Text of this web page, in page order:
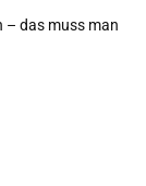
– das muss man